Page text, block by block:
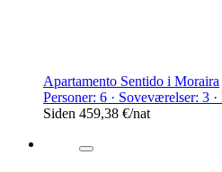
Apartamento Sentido i Moraira
Personer: 6 · Soveværelser: 3
Siden 459,38 €/nat